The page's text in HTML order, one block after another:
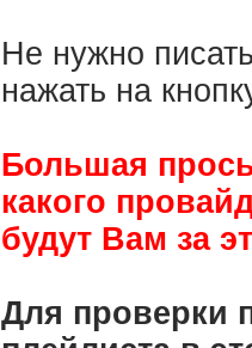
Не нужно
нажать на
Большая
какого
будут Вам за
Для проверки